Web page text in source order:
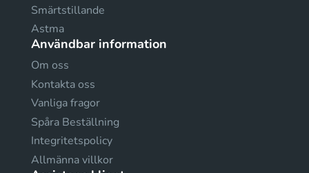
Smärtstillande
Astma
Användbar information
Om oss
Kontakta oss
Vanliga fragor
Spåra Beställning
Integritetspolicy
Allmänna villkor